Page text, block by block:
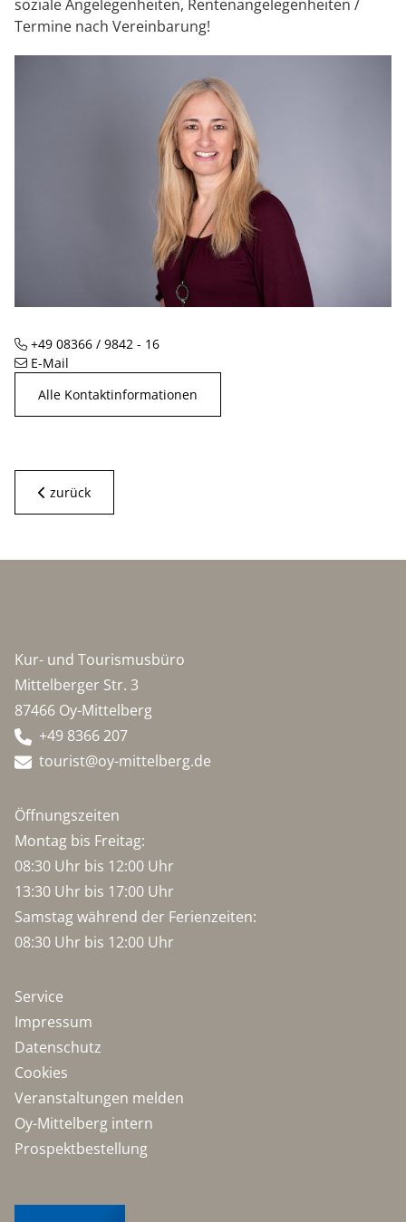
soziale Angelegenheiten, Rentenangelegenheiten /
Termine nach Vereinbarung!
Telefon
+49 08366 / 9842 - 16
E-Mail
Alle Kontaktinformationen
zurück
Kur- und Tourismusbüro
Mittelberger Str. 3
87466 Oy-Mittelberg
+49 8366 207
tourist@oy-mittelberg.de
Öffnungszeiten
Montag bis Freitag:
08:30 Uhr bis 12:00 Uhr
13:30 Uhr bis 17:00 Uhr
Samstag während der Ferienzeiten:
08:30 Uhr bis 12:00 Uhr
Service
Impressum
Datenschutz
Cookies
Veranstaltungen melden
Oy-Mittelberg intern
Prospektbestellung